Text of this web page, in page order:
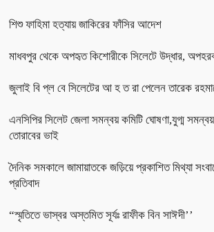
শিশু ফাহিমা হত্যায় জাকিরের ফাঁসির আদেশ
মাধবপুর থেকে অপহৃত কিশোরীকে সিলেটে উদ্ধার,
জুলাই বি প্ল বে সিলেটের আ হ ত রা পেলেন তারেক
এনসিপির সিলেট জেলা সমন্বয় কমিটি ঘোষণা,যুগ্ম
তোরাবের ভাই
দৈনিক সমকালে জামায়াতকে জড়িয়ে প্রকাশিত মিথ্যা
প্রতিবাদ
“স্মৃতিতে ভাস্বর অস্তমিত সূর্যঃ রাফীক বিন সাঈদী’’